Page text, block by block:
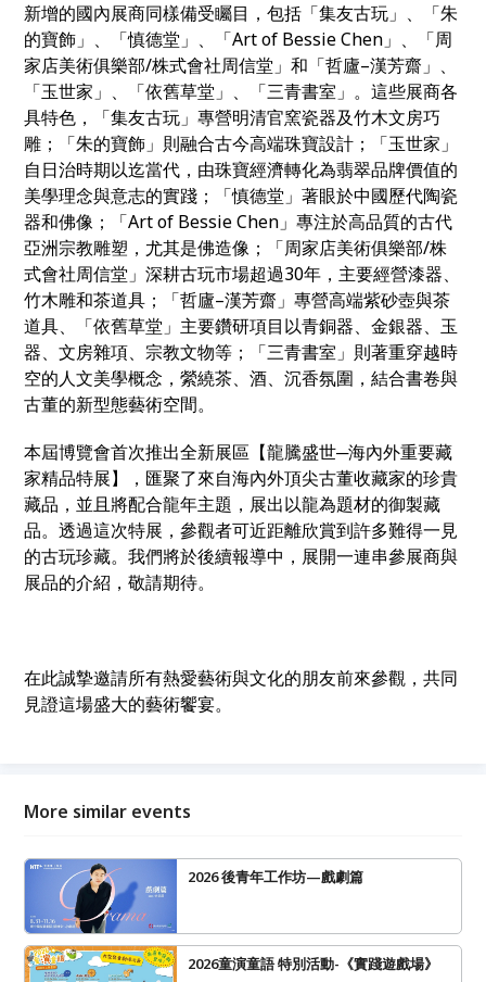
新增的國內展商同樣備受矚目，包括「集友古玩」、「朱
的寶飾」、「慎德堂」、「Art of Bessie Chen」、「周
家店美術俱樂部/株式會社周信堂」和「哲廬–漢芳齋」、
「玉世家」、「依舊草堂」、「三青書室」。這些展商各
具特色，「集友古玩」專營明清官窯瓷器及竹木文房巧
雕；「朱的寶飾」則融合古今高端珠寶設計；「玉世家」
自日治時期以迄當代，由珠寶經濟轉化為翡翠品牌價值的
美學理念與意志的實踐；「慎德堂」著眼於中國歷代陶瓷
器和佛像；「Art of Bessie Chen」專注於高品質的古代
亞洲宗教雕塑，尤其是佛造像；「周家店美術俱樂部/株
式會社周信堂」深耕古玩市場超過30年，主要經營漆器、
竹木雕和茶道具；「哲廬–漢芳齋」專營高端紫砂壺與茶
道具、「依舊草堂」主要鑽研項目以青銅器、金銀器、玉
器、文房雜項、宗教文物等；「三青書室」則著重穿越時
空的人文美學概念，縈繞茶、酒、沉香氛圍，結合書卷與
古董的新型態藝術空間。
本屆博覽會首次推出全新展區【龍騰盛世─海內外重要藏
家精品特展】，匯聚了來自海內外頂尖古董收藏家的珍貴
藏品，並且將配合龍年主題，展出以龍為題材的御製藏
品。透過這次特展，參觀者可近距離欣賞到許多難得一見
的古玩珍藏。我們將於後續報導中，展開一連串參展商與
展品的介紹，敬請期待。
在此誠摯邀請所有熱愛藝術與文化的朋友前來參觀，共同
見證這場盛大的藝術饗宴。
More similar events
2026 後青年工作坊—戲劇篇
2026童演童語 特別活動-《實踐遊戲場》